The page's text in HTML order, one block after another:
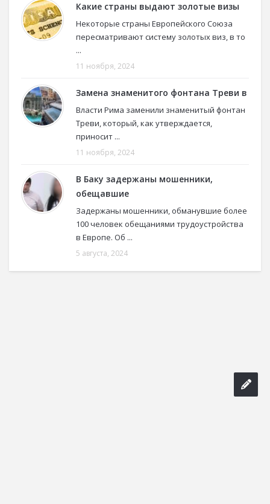
Какие страны выдают золотые визы
Некоторые страны Европейского Союза
пересматривают систему золотых виз, в то
...
11 ноября, 2024
Замена знаменитого фонтана Треви в
Власти Рима заменили знаменитый фонтан
Треви, который, как утверждается,
приносит ...
11 ноября, 2024
В Баку задержаны мошенники,
обещавшие
Задержаны мошенники, обманувшие более
100 человек обещаниями трудоустройства
в Европе. Об ...
5 августа, 2024